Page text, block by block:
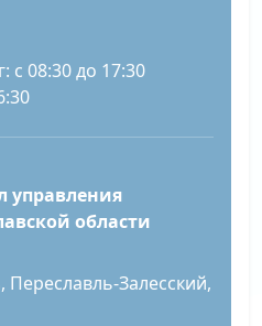
с 08:30 до 17:30
управления
области
Переславль-Залесский,